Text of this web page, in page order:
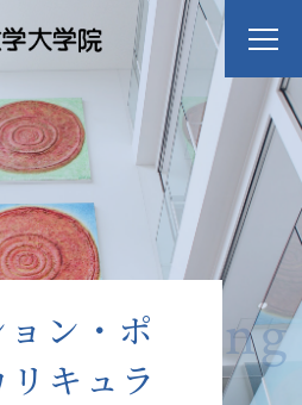
being
ン・ポ
キュラ